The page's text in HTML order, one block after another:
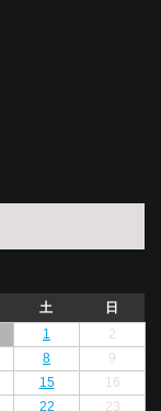
土
日
1
2
8
9
15
16
22
23